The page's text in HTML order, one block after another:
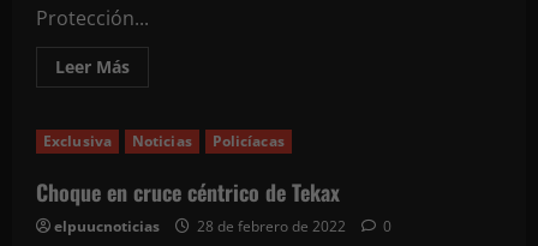
Protección...
Leer MásLeer
más
Medidas
en
la
prevención
de
Exclusiva Noticias Policíacas
Choque en cruce céntrico de Tekax
elpuucnoticias 28 de febrero de 2022 0